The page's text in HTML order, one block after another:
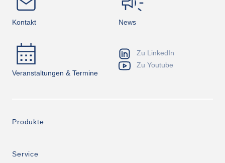
Kontakt News
Veranstaltungen & Termine
Zu LinkedIn
Zu Youtube
Produkte
Service